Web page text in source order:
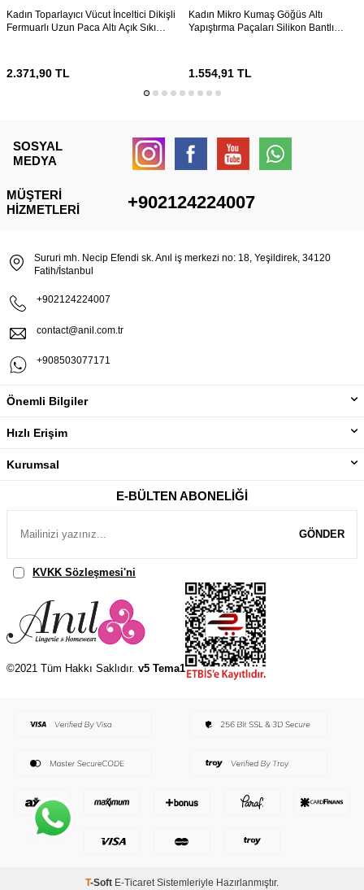
Kadın Toparlayıcı Vücut İnceltici Dikişli
Fermuarlı Uzun Paca Altı Açık Sıkı
2.371,90 TL
Kadın Mikro Kumaş Göğüs Altı
Yapıştırma Paçaları Silikon Bantlı
1.554,91TL
SOSYAL
MEDYA
MÜŞTERI
HIZMETLERI
+902124224007
Sururi mh. Necip Efendi sk. Anıl iş merkezi no: 18, Yeşildirek, 34120
Fatih/İstanbul
+902124224007
contact@anil.com.tr
+908503077171
Önemli Bilgiler
Hızlı Erişim
Kurumsal
E-BÜLTEN ABONELIĞI
GÖNDER
KVKK Sözleşmesi'ni
©2021 Tüm Hakkı Saklıdır. v5 Tema1
T-Soft E-Ticaret Sistemleriyle Hazırlanmıştır.